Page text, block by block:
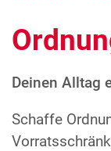
Deinen Alltag
Schaffe